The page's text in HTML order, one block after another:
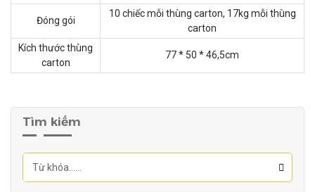
Đóng gói
10 chiếc mỗi thùng carton, 17kg mỗi thùng
carton
Kích thước thùng
carton
77 * 50 * 46,5cm
Tìm kiếm